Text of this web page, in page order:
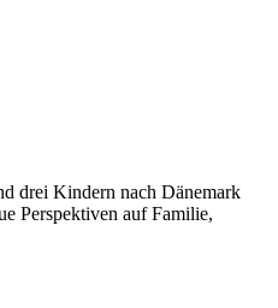
drei Kindern nach Dänemark
Perspektiven auf Familie,